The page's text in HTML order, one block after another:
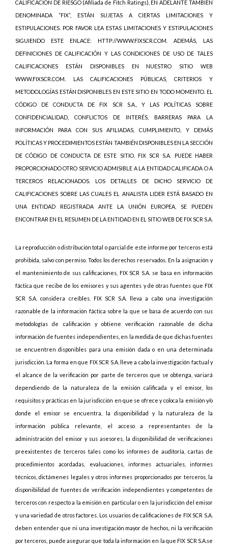
CALIFICACIÒN DE RIESGO (Afiliada de Fitch Ratings), EN ADELANTE TAMBIEN
DENOMINADA “FIX”, ESTÁN SUJETAS A CIERTAS LIMITACIONES Y
ESTIPULACIONES. POR FAVOR LEA ESTAS LIMITACIONES Y ESTIPULACIONES
SIGUIENDO ESTE ENLACE: HTTP://WWW.FIXSCR.COM. ADEMÁS, LAS
DEFINICIONES DE CALIFICACIÓN Y LAS CONDICIONES DE USO DE TALES
CALIFICACIONES ESTÁN DISPONIBLES EN NUESTRO SITIO WEB
WWW.FIXSCR.COM. LAS CALIFICACIONES PÚBLICAS, CRITERIOS Y
METODOLOGÍAS ESTÁN DISPONIBLES EN ESTE SITIO EN TODO MOMENTO. EL
CÓDIGO DE CONDUCTA DE FIX SCR S.A., Y LAS POLÍTICAS SOBRE
CONFIDENCIALIDAD, CONFLICTOS DE INTERÉS, BARRERAS PARA LA
INFORMACIÓN PARA CON SUS AFILIADAS, CUMPLIMIENTO, Y DEMÁS
POLÍTICAS Y PROCEDIMIENTOS ESTÁN TAMBIÉN DISPONIBLES EN LA SECCIÓN
DE CÓDIGO DE CONDUCTA DE ESTE SITIO. FIX SCR S.A. PUEDE HABER
PROPORCIONADO OTRO SERVICIO ADMISIBLE A LA ENTIDAD CALIFICADA O A
TERCEROS RELACIONADOS. LOS DETALLES DE DICHO SERVICIO DE
CALIFICACIONES SOBRE LAS CUALES EL ANALISTA LIDER ESTÁ BASADO EN
UNA ENTIDAD REGISTRADA ANTE LA UNIÓN EUROPEA, SE PUEDEN
ENCONTRAR EN EL RESUMEN DE LA ENTIDAD EN EL SITIO WEB DE FIX SCR S.A.
La reproducción o distribución total o parcial de este informe por terceros está
prohibida, salvo con permiso. Todos los derechos reservados. En la asignación y
el mantenimiento de sus calificaciones, FIX SCR S.A. se basa en información
fáctica que recibe de los emisores y sus agentes y de otras fuentes que FIX
SCR S.A. considera creíbles. FIX SCR S.A. lleva a cabo una investigación
razonable de la información fáctica sobre la que se basa de acuerdo con sus
metodologías de calificación y obtiene verificación razonable de dicha
información de fuentes independientes, en la medida de que dichas fuentes
se encuentren disponibles para una emisión dada o en una determinada
jurisdicción. La forma en que FIX SCR S.A. lleve a cabo la investigación factual y
el alcance de la verificación por parte de terceros que se obtenga, variará
dependiendo de la naturaleza de la emisión calificada y el emisor, los
requisitos y prácticas en la jurisdicción en que se ofrece y coloca la emisión y/o
donde el emisor se encuentra, la disponibilidad y la naturaleza de la
información pública relevante, el acceso a representantes de la
administración del emisor y sus asesores, la disponibilidad de verificaciones
preexistentes de terceros tales como los informes de auditoría, cartas de
procedimientos acordadas, evaluaciones, informes actuariales, informes
técnicos, dictámenes legales y otros informes proporcionados por terceros, la
disponibilidad de fuentes de verificación independientes y competentes de
terceros con respecto a la emisión en particular o en la jurisdicción del emisor
y una variedad de otros factores. Los usuarios de calificaciones de FIX SCR S.A.
deben entender que ni una investigación mayor de hechos, ni la verificación
por terceros, puede asegurar que toda la información en la que FIX SCR S.A.se